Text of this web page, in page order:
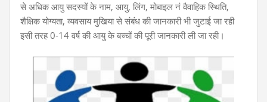
से अधिक आयु सदस्यों के नाम, आयु, लिंग, मोबाइल नं वैवाहिक स्थिति,
शैक्षिक योग्यता, व्यवसाय मुखिया से संबंध की जानकारी भी जुटाई जा रही
इसी तरह 0-14 वर्ष की आयु के बच्चों की पूरी जानकारी ली जा रही।